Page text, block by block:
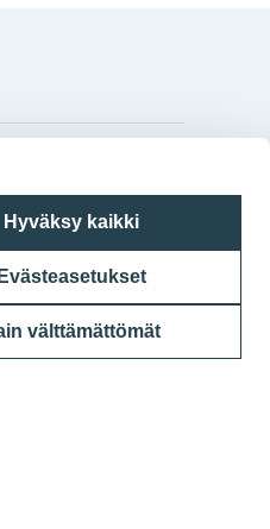
Hyväksy kaikki
Evästeasetukset
välttämättömät
Helsinki